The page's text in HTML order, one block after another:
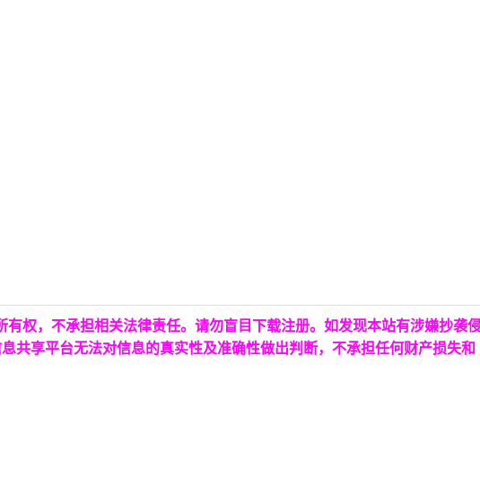
权，不承担相关法律责任。请勿盲目下载注册。如发现本站有涉嫌抄袭
共享平台无法对信息的真实性及准确性做出判断，不承担任何财产损失和